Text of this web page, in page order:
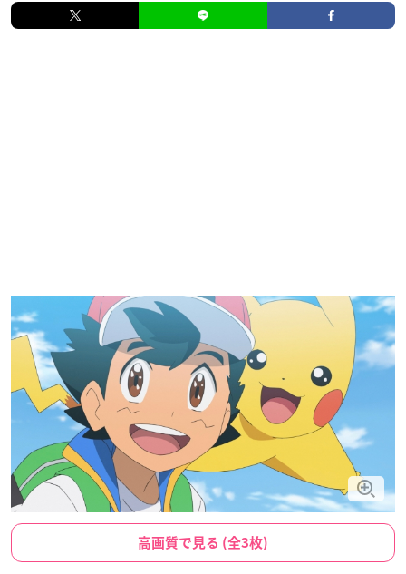
高画質で見る (全3枚)